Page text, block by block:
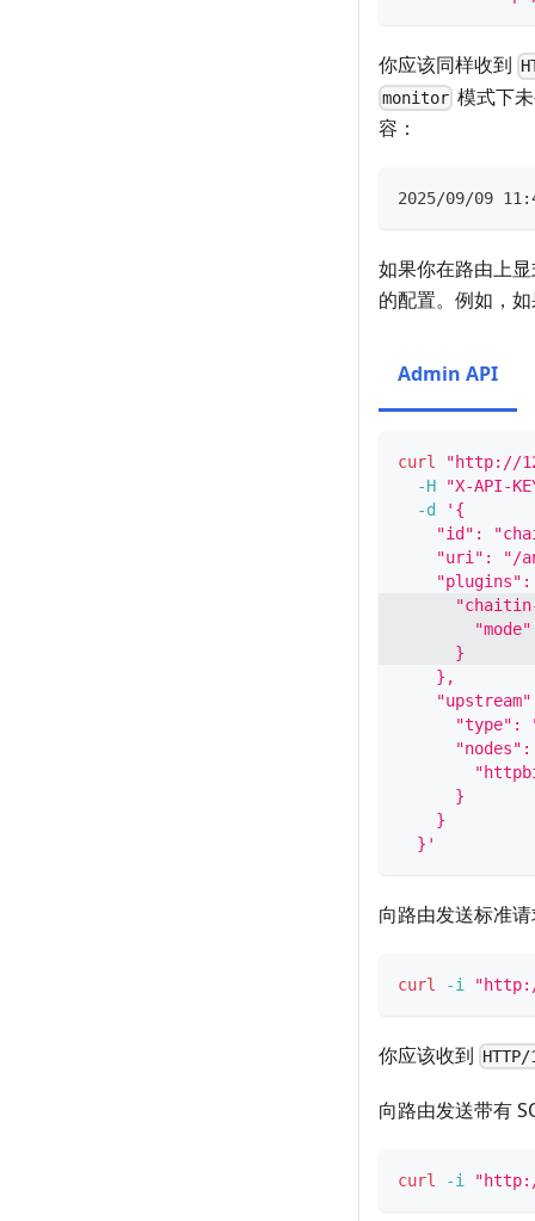
你应该同样收到
monitor 模式下
容：
2025/09/09
如果你在路由上
的配置。例如，
Admin API
curl
"http://
-H
"X-API-
-d
'{
"id":
"uri": "/
"plugins":
      }
    },
"type":
"nodes":
      }
    }
  }'
向路由发送标准
curl -i
你应该收到
向路由发送带有
curl -i